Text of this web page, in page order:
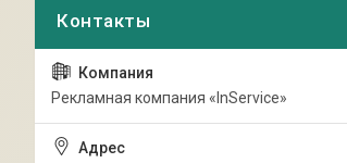
Рекламная компания «InService»